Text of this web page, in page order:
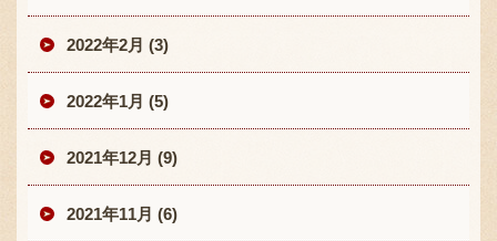
2022年2月 (3)
2022年1月 (5)
2021年12月 (9)
2021年11月 (6)